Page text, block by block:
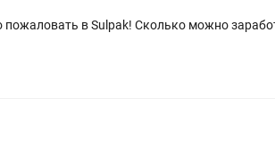
в Sulpak! Сколько можно